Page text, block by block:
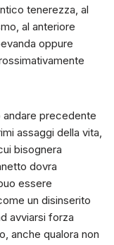
tenerezza, al
al anteriore
oppure
andare precedente
assaggi della vita,
bisognera
dovra
essere
un disinserito
avviarsi forza
anche qualora non